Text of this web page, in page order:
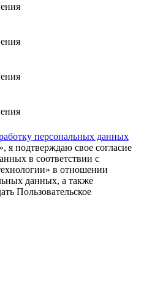
персональных данных
подтверждаю свое согласие
в соответствии с
в отношении
данных, а также
Пользовательское